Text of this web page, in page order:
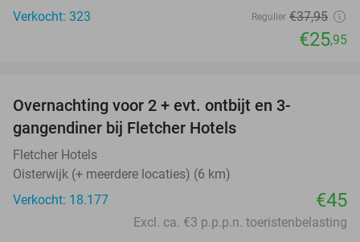
Verkocht: 323
Regulier €37,95
€25,95
Overnachting voor 2 + evt. ontbijt en 3-
gangendiner bij Fletcher Hotels
Fletcher Hotels
Oisterwijk (+ meerdere locaties) (6 km)
Verkocht: 18.177
€45
Excl. ca. €3 p.p.p.n. toeristenbelasting